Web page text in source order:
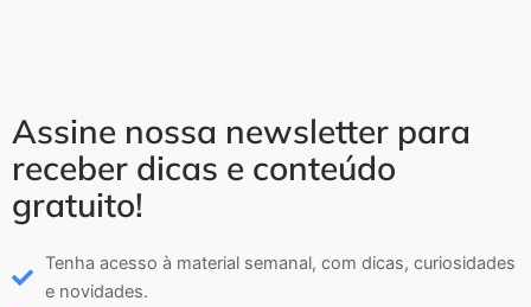
Assine nossa newsletter para
receber dicas e conteúdo
gratuito!
Tenha acesso à material semanal, com dicas, curiosidades
e novidades.